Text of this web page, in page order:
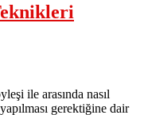
ile arasında nasıl
gerektiğine dair